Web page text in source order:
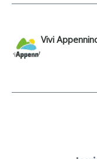
Vivi